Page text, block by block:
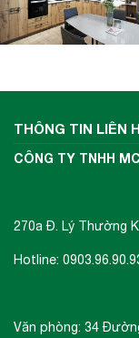
THÔNG TIN LIÊN
CÔNG TY TNHH
270a Đ. Lý Thường
Hotline:
Văn phòng: 34